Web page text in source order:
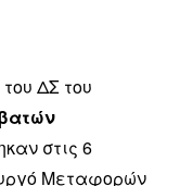
ΔΣ του
στις 6
Μεταφορών